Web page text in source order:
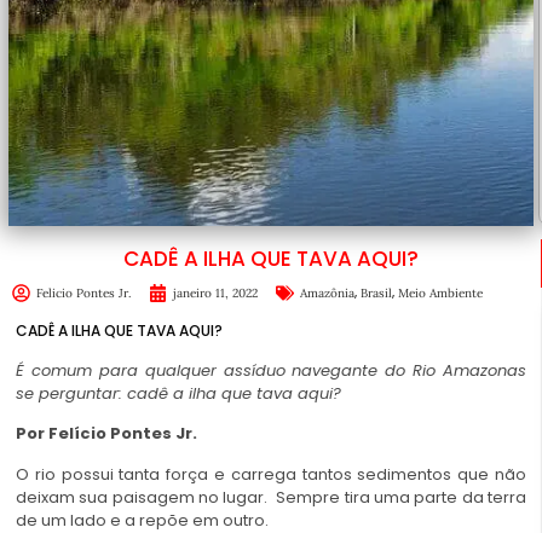
CADÊ A ILHA QUE TAVA AQUI?
Felicio Pontes Jr. janeiro 11, 2022 Amazônia, Brasil, Meio Ambiente
CADÊ A ILHA QUE TAVA AQUI?
É comum para qualquer assíduo navegante do Rio Amazonas
se perguntar: cadê a ilha que tava aqui?
Por Felício Pontes Jr.
O rio possui tanta força e carrega tantos sedimentos que não
deixam sua paisagem no lugar. Sempre tira uma parte da terra
de um lado e a repõe em outro.